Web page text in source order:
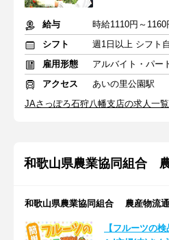
給与
時給1110円～
シフト
週1日以上 シフト
雇用形態
アルバイト・パー
アクセス
あいの里公園駅
JAさっぽろ石狩八幡支店の求人一
和歌山県農業協同組合
和歌山県農業協同組合 農産物流
【フルーツの